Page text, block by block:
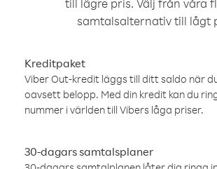
till lägre pris. Välj från våra
samtalsalternativ till lågt
Kreditpaket
Viber Out-kredit läggs till ditt saldo när
oavsett belopp. Med din kredit kan du
nummer i världen till Vibers låga priser.
30-dagars samtalsplaner